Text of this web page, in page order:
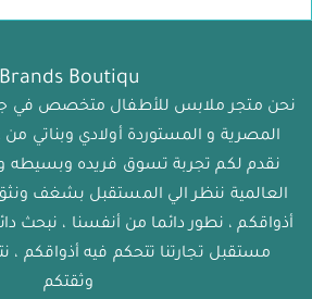
Brands Boutiqu
نحن متجر ملابس للأطفال متخصص في
نقدم لكم تجربة تسوق فريده وبسيطه
العالمية ننظر الي المستقبل بشغف
أذواقكم ، نطور دائما من أنفسنا ، نبحث
مستقبل تجارتنا تتحكم فيه أذواقكم ،
وثقتكم